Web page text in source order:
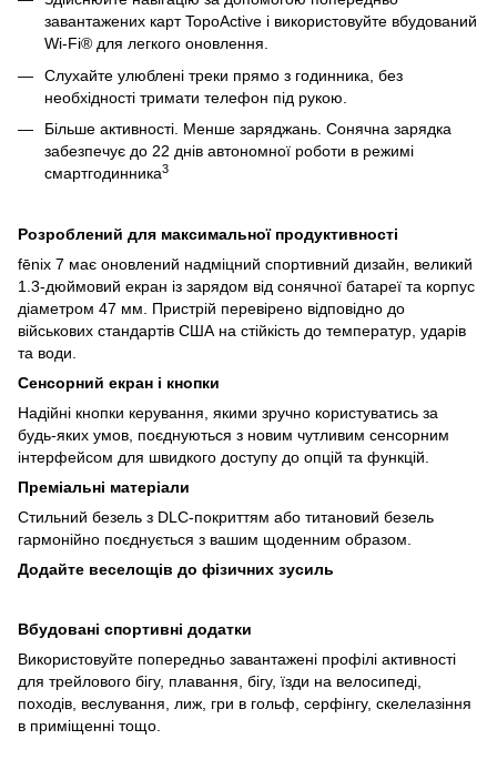
завантажених карт TopoActive і використовуйте вбудований
Wi-Fi® для легкого оновлення.
Слухайте улюблені треки прямо з годинника, без
необхідності тримати телефон під рукою.
Більше активності. Менше заряджань. Сонячна зарядка
забезпечує до 22 днів автономної роботи в режимі
смартгодинника3
Розроблений для максимальної продуктивності
fēnix 7 має оновлений надміцний спортивний дизайн, великий
1.3-дюймовий екран із зарядом від сонячної батареї та корпус
діаметром 47 мм. Пристрій перевірено відповідно до
військових стандартів США на стійкість до температур, ударів
та води.
Сенсорний екран і кнопки
Надійні кнопки керування, якими зручно користуватись за
будь-яких умов, поєднуються з новим чутливим сенсорним
інтерфейсом для швидкого доступу до опцій та функцій.
Преміальні матеріали
Стильний безель з DLC-покриттям або титановий безель
гармонійно поєднується з вашим щоденним образом.
Додайте веселощів до фізичних зусиль
Вбудовані спортивні додатки
Використовуйте попередньо завантажені профілі активності
для трейлового бігу, плавання, бігу, їзди на велосипеді,
походів, веслування, лиж, гри в гольф, серфінгу, скелелазіння
в приміщенні тощо.